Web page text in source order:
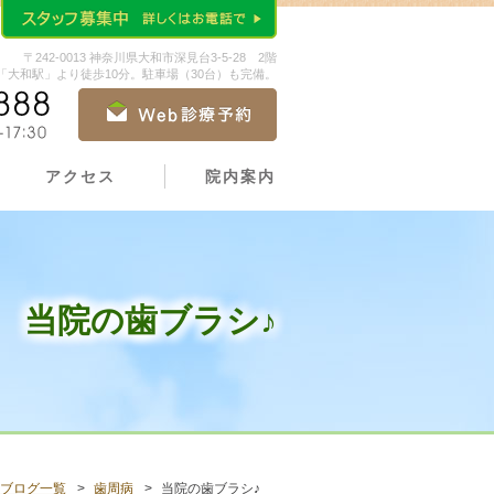
〒242-0013 神奈川県大和市深見台3-5-28 2階
和駅」より徒歩10分。駐車場（30台）も完備。
アクセス 院内案内
当院の歯ブラシ♪
ブログ一覧 歯周病 当院の歯ブラシ♪